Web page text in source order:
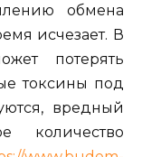
обмена
исчезает. В
потерять
токсины под
вредный
количество